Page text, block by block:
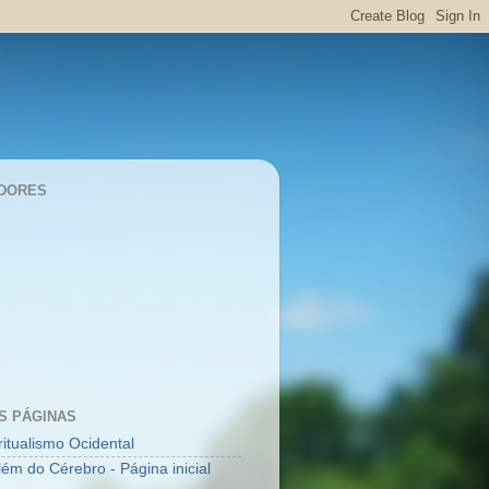
PÁGINAS
Ocidental
do Cérebro - Página inicial